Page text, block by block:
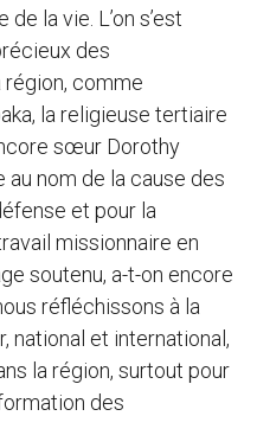
la vie. L’on s’est
des
comme
la religieuse tertiaire
sœur Dorothy
au nom de la cause des
et pour la
missionnaire en
soutenu, a-t-on encore
réfléchissons à la
national et international,
la région, surtout pour
des